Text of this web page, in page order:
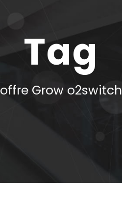
Tag
offre Grow o2switch